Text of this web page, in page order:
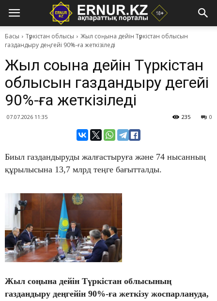
Басы Түркістан облысы
Жыл соңына дейін Түркістан облысын
газдандыру деңгейі 90%-ға жеткізіледі
Жыл соңына дейін Түркістан
облысын газдандыру деңгейі
90%-ға жеткізіледі
07.07.2026 11:35 0
235
Биыл газдандыруды жалғастыруға және 74 нысанның
құрылысына 13,7 млрд теңге бағытталды.
Жыл соңына дейін Түркістан облысының
газдандыру деңгейін 90%-ға жеткізу жоспарлануда,